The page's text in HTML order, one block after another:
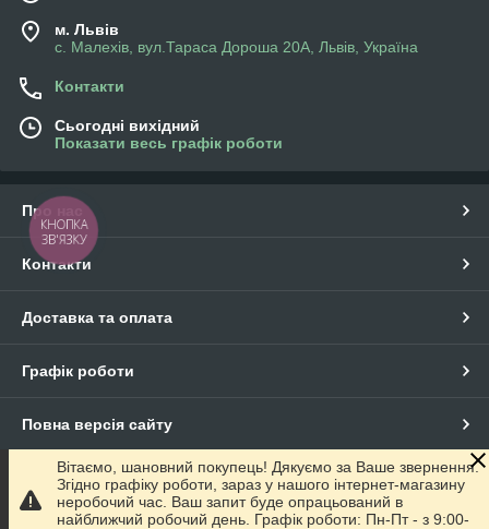
м. Львів
с. Малехів, вул.Тараса Дороша 20А, Львів, Україна
Контакти
Сьогодні вихідний
Показати весь графік роботи
Про нас
Контакти
Доставка та оплата
Графік роботи
Повна версія сайту
Сайт створено на маркетплейсі Prom.ua
Вітаємо, шановний покупець! Дякуємо за Ваше звернення.
Згідно графіку роботи, зараз у нашого інтернет-магазину
неробочий час. Ваш запит буде опрацьований в
найближчий робочий день. Графік роботи: Пн-Пт - з 9:00-
КНОПКА
ЗВ'ЯЗКУ